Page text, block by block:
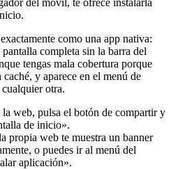
como una app nativa:
completa sin la barra del
tengas mala cobertura porque
y aparece en el menú de
otra.
la web, pulsa el botón de compartir y
de inicio».
propia web te muestra un banner
o puedes ir al menú del
aplicación».